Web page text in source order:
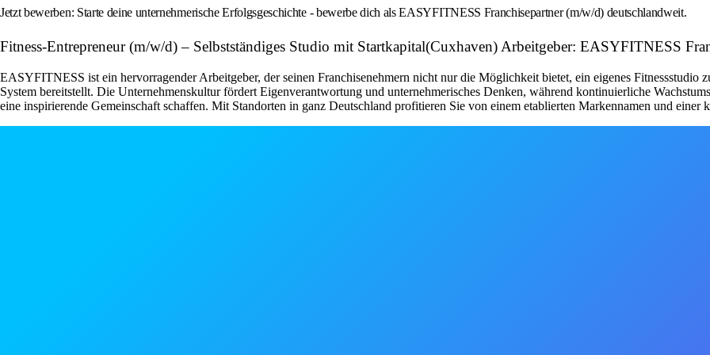
Jetzt bewerben: Starte deine unternehmerische Erfolgsgeschichte - bewerbe dich als EASYFITNESS Franchisepartner (m/w/d) deutschlandweit.
Fitness-Entrepreneur (m/w/d) – Selbstständiges Studio mit Startkapital(Cuxhaven) Arbeitgeber: EASYFITNESS
EASYFITNESS ist ein hervorragender Arbeitgeber, der seinen Franchisenehmern nicht nur die Möglichkeit bietet, ein eigenes Fitnessstudio
System bereitstellt. Die Unternehmenskultur fördert Eigenverantwortung und unternehmerisches Denken, während kontinuierliche
eine inspirierende Gemeinschaft schaffen. Mit Standorten in ganz Deutschland profitieren Sie von einem etablierten Markennamen und